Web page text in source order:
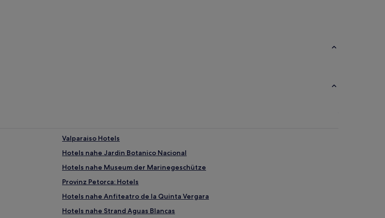
Valparaiso Hotels
Hotels nahe Jardin Botanico Nacional
Hotels nahe Museum der Marinegeschütze
Provinz Petorca: Hotels
Hotels nahe Anfiteatro de la Quinta Vergara
Hotels nahe Strand Aguas Blancas